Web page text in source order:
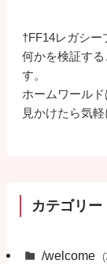
†FF14レガシー
何かを検証す
す。
ホームワールド
見かけたら気
カテゴリー
/welcome